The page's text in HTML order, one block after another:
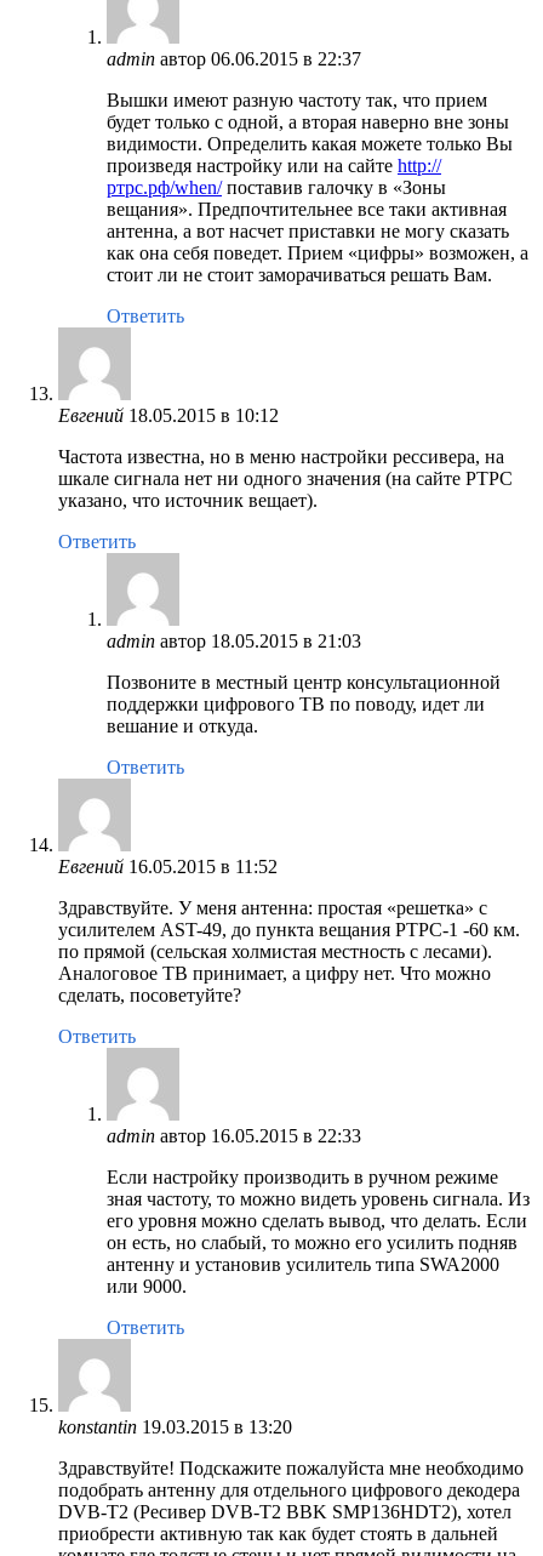
admin автор 06.06.2015 в 22:37
Вышки имеют разную частоту так, что прием
будет только с одной, а вторая наверно вне зоны
видимости. Определить какая можете только Вы
произведя настройку или на сайте http://
ртрс.рф/when/поставив галочку в «Зоны
вещания». Предпочтительнее все таки активная
антенна, а вот насчет приставки не могу сказать
как она себя поведет. Прием «цифры» возможен, а
стоит ли не стоит заморачиваться решать Вам.
Ответить
Евгений 18.05.2015 в 10:12
Частота известна, но в меню настройки рессивера, на
шкале сигнала нет ни одного значения (на сайте РТРС
указано, что источник вещает).
Ответить
admin автор 18.05.2015 в 21:03
Позвоните в местный центр консультационной
поддержки цифрового ТВ по поводу, идет ли
вешание и откуда.
Ответить
Евгений 16.05.2015 в 11:52
Здравствуйте. У меня антенна: простая «решетка» с
усилителем AST-49, до пункта вещания РТРС-1 -60 км.
по прямой (сельская холмистая местность с лесами).
Аналоговое ТВ принимает, а цифру нет. Что можно
сделать, посоветуйте?
Ответить
admin автор 16.05.2015 в 22:33
Если настройку производить в ручном режиме
зная частоту, то можно видеть уровень сигнала. Из
его уровня можно сделать вывод, что делать. Если
он есть, но слабый, то можно его усилить подняв
антенну и установив усилитель типа SWA2000
или 9000.
Ответить
konstantin 19.03.2015 в 13:20
Здравствуйте! Подскажите пожалуйста мне необходимо
подобрать антенну для отдельного цифрового декодера
DVB-T2 (Ресивер DVB-T2 BBK SMP136HDT2), хотел
приобрести активную так как будет стоять в дальней